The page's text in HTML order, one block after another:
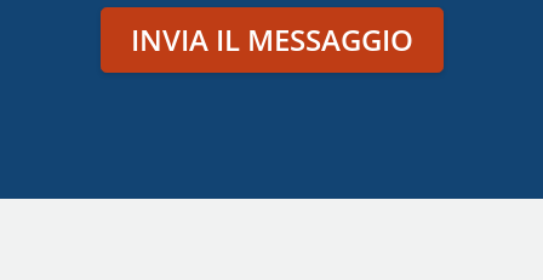
INVIA IL MESSAGGIO